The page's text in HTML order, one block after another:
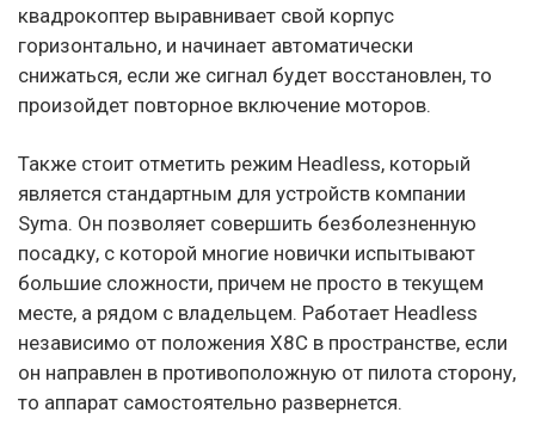
квадрокоптер выравнивает свой корпус
горизонтально, и начинает автоматически
снижаться, если же сигнал будет восстановлен, то
произойдет повторное включение моторов.
Также стоит отметить режим Headless, который
является стандартным для устройств компании
Syma. Он позволяет совершить безболезненную
посадку, с которой многие новички испытывают
большие сложности, причем не просто в текущем
месте, а рядом с владельцем. Работает Headless
независимо от положения X8C в пространстве, если
он направлен в противоположную от пилота сторону,
то аппарат самостоятельно развернется.